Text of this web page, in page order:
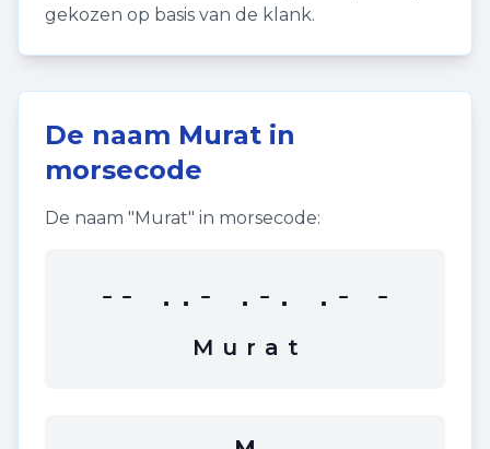
gekozen op basis van de klank.
De naam Murat in
morsecode
De naam "Murat" in morsecode:
-- ..- .-. .- -
M u r a t